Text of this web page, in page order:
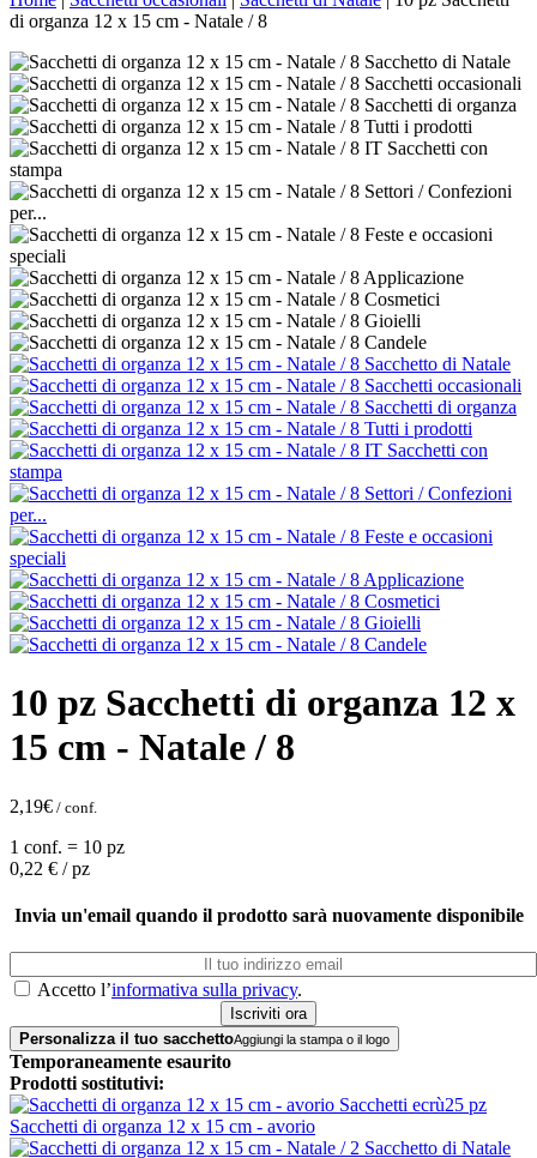
di organza 12 x 15 cm - Natale / 8
10 pz Sacchetti di organza 12 x
15 cm - Natale / 8
2,19€ / conf.
1 conf. = 10 pz
0,22 € / pz
Invia un'email quando il prodotto sarà nuovamente disponibile
Accetto l’informativa sulla privacy.
Personalizza il tuo sacchettoAggiungi la stampa o il logo
Temporaneamente esaurito
Prodotti sostitutivi:
25 pz
Sacchetti di organza 12 x 15 cm - avorio